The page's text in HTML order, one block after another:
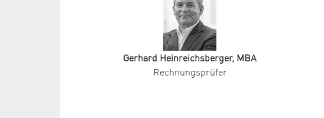
Gerhard Heinreichsberger, MBA
Rechnungsprüfer